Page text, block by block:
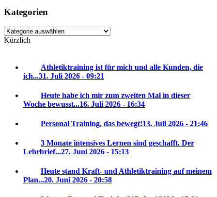
Kategorien
Kategorien
Kürzlich
Athletiktraining ist für mich und alle Kunden, die
ich...31. Juli 2026 - 09:21
Heute habe ich mir zum zweiten Mal in dieser
Woche bewusst...16. Juli 2026 - 16:34
Personal Training, das bewegt!13. Juli 2026 - 21:46
3 Monate intensives Lernen sind geschafft. Der
Lehrbrief...27. Juni 2026 - 15:13
Heute stand Kraft- und Athletiktraining auf meinem
Plan...20. Juni 2026 - 20:58